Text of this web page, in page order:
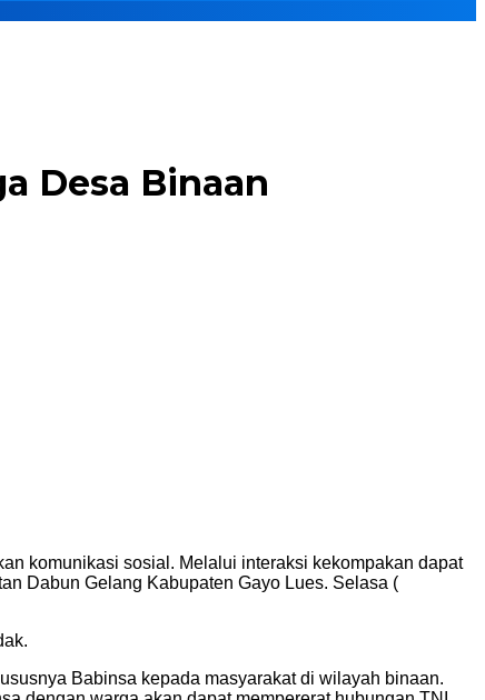
Desa Binaan
komunikasi sosial. Melalui interaksi kekompakan dapat
Dabun Gelang Kabupaten Gayo Lues. Selasa (
Babinsa kepada masyarakat di wilayah binaan.